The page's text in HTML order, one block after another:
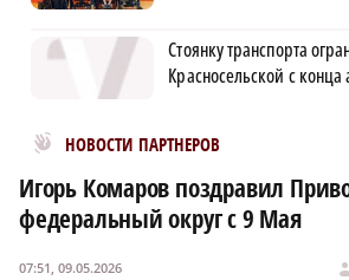
Стоянку транспорта
Красносельской с конца
НОВОСТИ ПАРТНЕРОВ
Новости МирТесен
Игорь Комаров поздравил
федеральный округ с 9 Мая
07:51, 09.05.2026